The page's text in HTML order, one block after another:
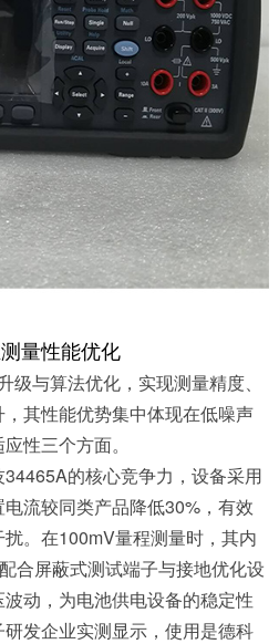
量性能优化
与算法优化，实现测量精度、
其性能优势集中体现在低噪声
性三个方面。​
的核心竞争力，设备采用
流较同类产品降低30%，有效
。在100mV量程测量时，其内
合屏蔽式测试端子与接地优化设
动，为电池供电设备的稳定性
发企业实测显示，使用是德科